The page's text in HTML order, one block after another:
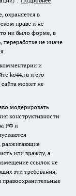
охраняется в
праве и не
ни было форме, в
не иначе
комментарии и
ko44.ru и его
может не
модерировать
конструктивности
РФ и
разжигающие
или вражду, а
ссылок не
эти требования,
правоохранительные